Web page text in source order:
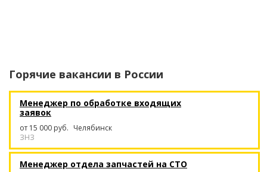
Горячие вакансии в России
Менеджер по обработке входящих
заявок
от 15 000 руб. Челябинск
ЗНЗ
Менеджер отдела запчастей на СТО